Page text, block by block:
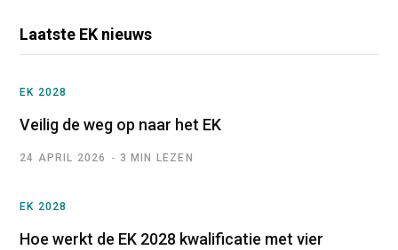
Laatste EK nieuws
EK 2028
Veilig de weg op naar het EK
24 APRIL 2026 3 MIN LEZEN
EK 2028
Hoe werkt de EK 2028 kwalificatie met vier